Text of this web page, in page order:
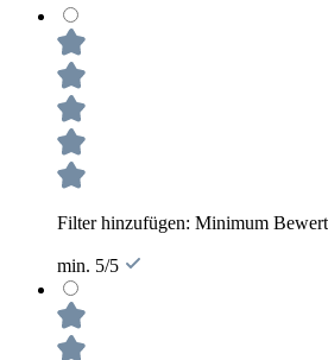
Filter hinzufügen: Minimum
min. 5/5